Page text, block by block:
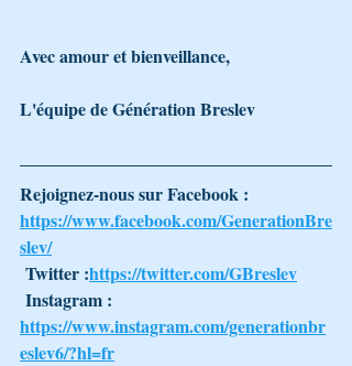
Avec amour et bienveillance,
L'équipe de Génération Breslev
Rejoignez-nous sur Facebook :
https://www.facebook.com/GenerationBre
slev/
Twitter :https://twitter.com/GBreslev
Instagram :
https://www.instagram.com/generationbr
eslev6/?hl=fr